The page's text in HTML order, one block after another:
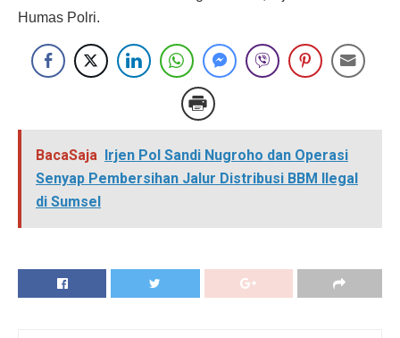
Humas Polri.
BacaSaja
Irjen Pol Sandi Nugroho dan Operasi
Senyap Pembersihan Jalur Distribusi BBM Ilegal
di Sumsel